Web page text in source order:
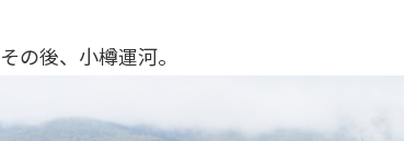
その後、小樽運河。